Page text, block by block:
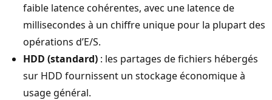
faible latence cohérentes, avec une latence de
millisecondes à un chiffre unique pour la plupart des
opérations d’E/S.
HDD (standard) : les partages de fichiers hébergés
sur HDD fournissent un stockage économique à
usage général.